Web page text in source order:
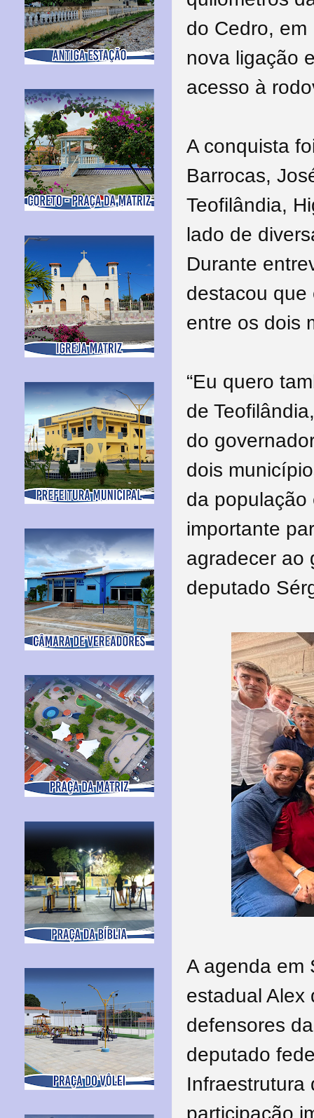
do Cedro, em
nova ligação
acesso à
A conquista
Barrocas,
Teofilândia,
lado de
Durante
destacou que
entre os dois
“Eu quero
de
do
dois
da população
importante
agradecer ao
deputado
A agenda em
estadual Alex
defensores
deputado
Infraestrutura